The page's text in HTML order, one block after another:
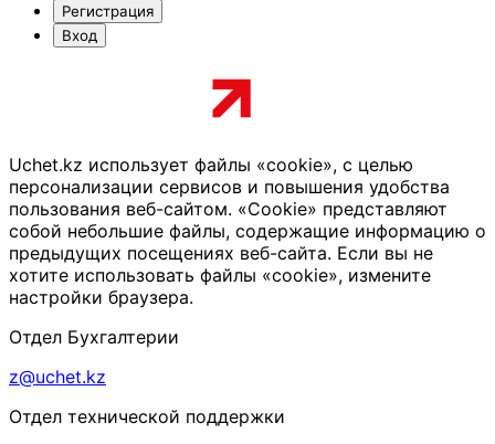
Регистрация
Вход
Uchet.kz использует файлы «cookie», с целью
персонализации сервисов и повышения удобства
пользования веб-сайтом. «Cookie» представляют
собой небольшие файлы, содержащие информацию о
предыдущих посещениях веб-сайта. Если вы не
хотите использовать файлы «cookie», измените
настройки браузера.
Отдел Бухгалтерии
z@uchet.kz
Отдел технической поддержки